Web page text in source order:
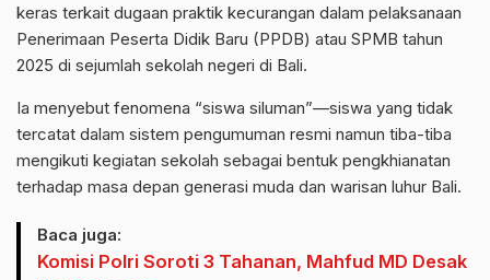
keras terkait dugaan praktik kecurangan dalam pelaksanaan
Penerimaan Peserta Didik Baru (PPDB) atau SPMB tahun
2025 di sejumlah sekolah negeri di Bali.
Ia menyebut fenomena “siswa siluman”—siswa yang tidak
tercatat dalam sistem pengumuman resmi namun tiba-tiba
mengikuti kegiatan sekolah sebagai bentuk pengkhianatan
terhadap masa depan generasi muda dan warisan luhur Bali.
Baca juga:
Komisi Polri Soroti 3 Tahanan, Mahfud MD Desak